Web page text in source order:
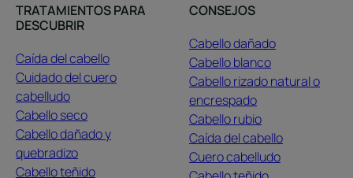
TRATAMIENTOS PARA
DESCUBRIR
Caída del cabello
Cuidado del cuero
cabelludo
Cabello seco
Cabello dañado y
quebradizo
Cabello teñido
CONSEJOS
Cabello dañado
Cabello blanco
Cabello rizado natural o
encrespado
Cabello rubio
Caída del cabello
Cuero cabelludo